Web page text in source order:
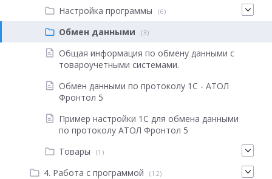
Настройка программы (6)
Обмен данными (3)
Общая информация по обмену данными с
товароучетными системами.
Обмен данными по протоколу 1С - АТОЛ
Фронтол 5
Пример настройки 1С для обмена данными
по протоколу АТОЛ Фронтол 5
Товары
(1)
4. Работа с программой (12)